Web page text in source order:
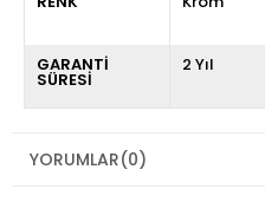
GARANTİ
SÜRESİ
2 Yıl
YORUMLAR(0)